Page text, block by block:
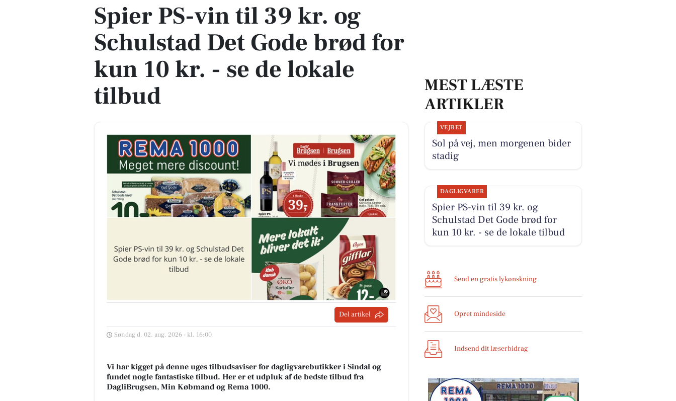
Spier PS-vin til 39 kr. og
Schulstad Det Gode brød for
kun 10 kr. - se de lokale
tilbud
Del artikel
Søndag d. 02. aug. 2026 - kl. 16:00
Vi har kigget på denne uges tilbudsaviser for dagligvarebutikker i Sindal og
fundet nogle fantastiske tilbud. Her er et udpluk af de bedste tilbud fra
DagliBrugsen, Min Købmand og Rema 1000.
MEST LÆSTE
ARTIKLER
VEJRET
Sol på vej, men morgenen bider
stadig
DAGLIGVARER
Spier PS-vin til 39 kr. og
Schulstad Det Gode brød for
kun 10 kr. - se de lokale tilbud
Send en gratis lykønskning
Opret mindeside
Indsend dit læserbidrag